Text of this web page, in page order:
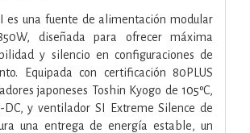
es una fuente de alimentación modular
diseñada para ofrecer máxima
y silencio en configuraciones de
Equipada con certificación 80PLUS
japoneses Toshin Kyogo de 105ºC,
DC, y ventilador SI Extreme Silence de
una entrega de energía estable, un